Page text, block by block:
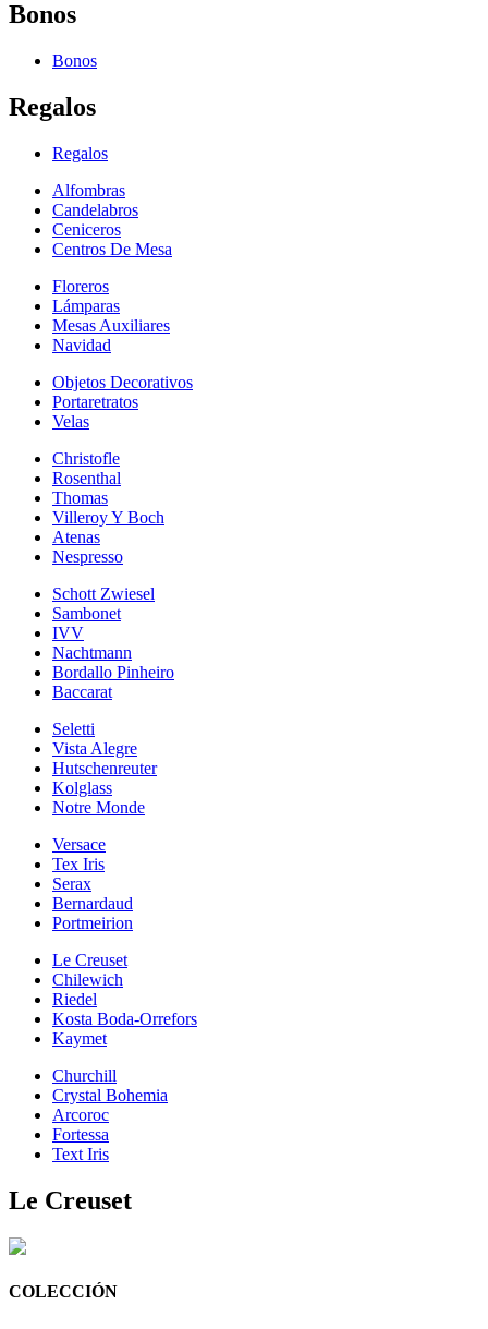
Bonos
Bonos
Regalos
Regalos
Alfombras
Candelabros
Ceniceros
Centros De Mesa
Floreros
Lámparas
Mesas Auxiliares
Navidad
Objetos Decorativos
Portaretratos
Velas
Christofle
Rosenthal
Thomas
Villeroy Y Boch
Atenas
Nespresso
Schott Zwiesel
Sambonet
IVV
Nachtmann
Bordallo Pinheiro
Baccarat
Seletti
Vista Alegre
Hutschenreuter
Kolglass
Notre Monde
Versace
Tex Iris
Serax
Bernardaud
Portmeirion
Le Creuset
Chilewich
Riedel
Kosta Boda-Orrefors
Kaymet
Churchill
Crystal Bohemia
Arcoroc
Fortessa
Text Iris
Le Creuset
COLECCIÓN